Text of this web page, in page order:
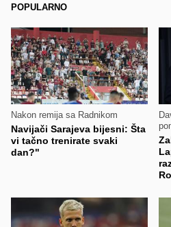
POPULARNO
Nakon remija sa Radnikom
Navijači Sarajeva bijesni: Šta
vi tačno trenirate svaki
dan?"